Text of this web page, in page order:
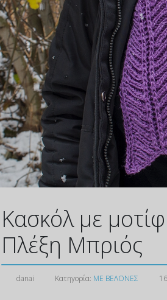
Κασκόλ με
Πλέξη Μπριός
danai Κατηγορία: ΜΕ ΒΕΛΟΝΕΣ